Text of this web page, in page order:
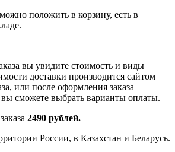
положить в корзину, есть в
вы увидите стоимость и виды
доставки производится сайтом
или после оформления заказа
сможете выбрать варианты оплаты.
2490 рублей.
России, в Казахстан и Беларусь.